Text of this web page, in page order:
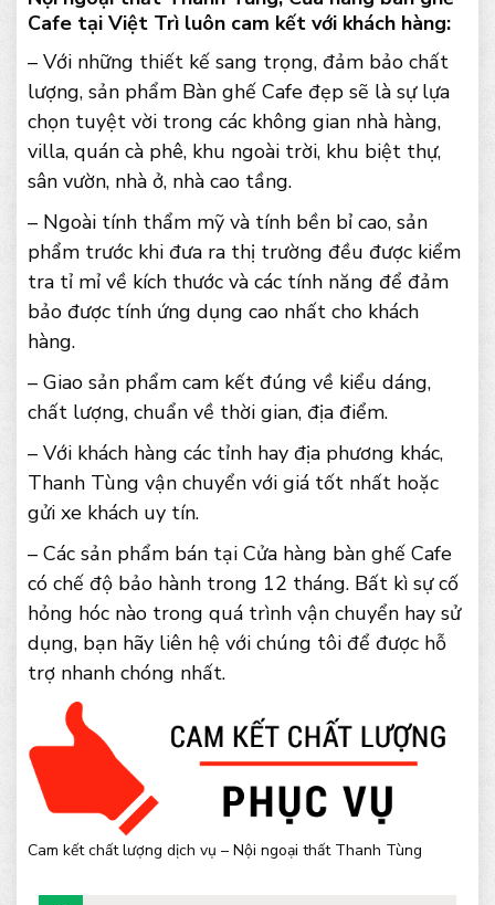
Cafe tại Việt Trì luôn cam kết với khách hàng:
– Với những thiết kế sang trọng, đảm bảo chất
lượng, sản phẩm Bàn ghế Cafe đẹp sẽ là sự lựa
chọn tuyệt vời trong các không gian nhà hàng,
villa, quán cà phê, khu ngoài trời, khu biệt thự,
sân vườn, nhà ở, nhà cao tầng.
– Ngoài tính thẩm mỹ và tính bền bỉ cao, sản
phẩm trước khi đưa ra thị trường đều được kiểm
tra tỉ mỉ về kích thước và các tính năng để đảm
bảo được tính ứng dụng cao nhất cho khách
hàng.
– Giao sản phẩm cam kết đúng về kiểu dáng,
chất lượng, chuẩn về thời gian, địa điểm.
– Với khách hàng các tỉnh hay địa phương khác,
Thanh Tùng vận chuyển với giá tốt nhất hoặc
gửi xe khách uy tín.
– Các sản phẩm bán tại Cửa hàng bàn ghế Cafe
có chế độ bảo hành trong 12 tháng. Bất kì sự cố
hỏng hóc nào trong quá trình vận chuyển hay sử
dụng, bạn hãy liên hệ với chúng tôi để được hỗ
trợ nhanh chóng nhất.
Cam kết chất lượng dịch vụ – Nội ngoại thất Thanh Tùng